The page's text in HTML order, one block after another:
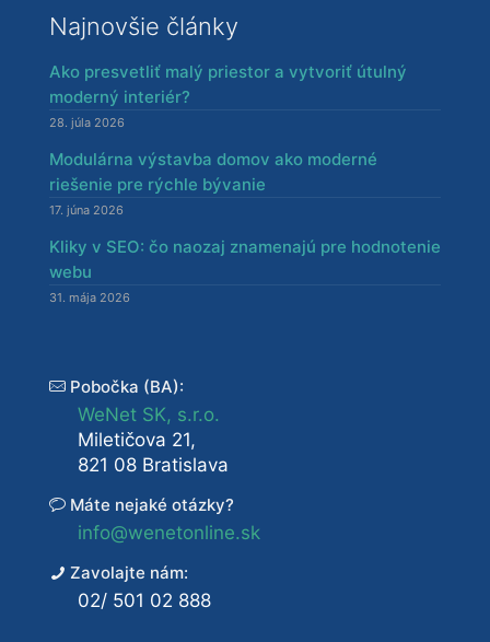
Najnovšie články
Ako presvetliť malý priestor a vytvoriť útulný
moderný interiér?
28. júla 2026
Modulárna výstavba domov ako moderné
riešenie pre rýchle bývanie
17. júna 2026
Kliky v SEO: čo naozaj znamenajú pre hodnotenie
webu
31. mája 2026
Pobočka (BA):
WeNet SK, s.r.o.
Miletičova 21,
821 08 Bratislava
Máte nejaké otázky?
info@wenetonline.sk
Zavolajte nám:
02/ 501 02 888